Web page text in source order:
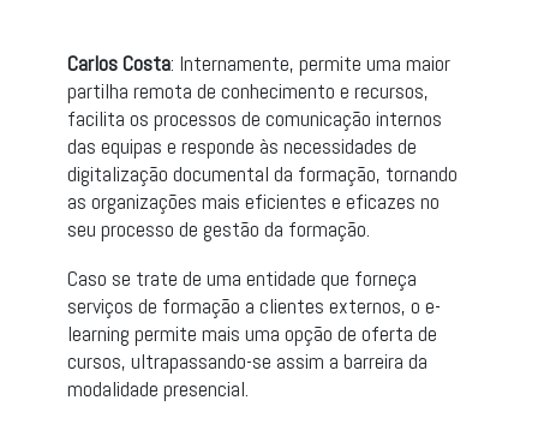
Carlos Costa: Internamente, permite uma maior
partilha remota de conhecimento e recursos,
facilita os processos de comunicação internos
das equipas e responde às necessidades de
digitalização documental da formação, tornando
as organizações mais eficientes e eficazes no
seu processo de gestão da formação.
Caso se trate de uma entidade que forneça
serviços de formação a clientes externos, o e-
learning permite mais uma opção de oferta de
cursos, ultrapassando-se assim a barreira da
modalidade presencial.